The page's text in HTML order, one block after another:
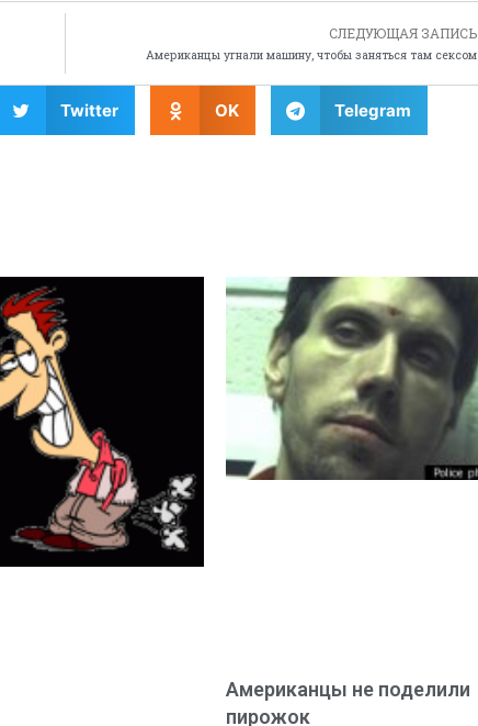
СЛЕДУЮЩАЯ ЗАПИСЬ
Американцы угнали машину, чтобы заняться там сексом
Twitter OK Telegram
Американцы не поделили
пирожок